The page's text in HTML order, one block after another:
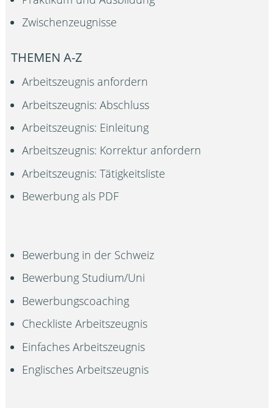
Zwischenzeugnisse
THEMEN A-Z
Arbeitszeugnis anfordern
Arbeitszeugnis: Abschluss
Arbeitszeugnis: Einleitung
Arbeitszeugnis: Korrektur anfordern
Arbeitszeugnis: Tätigkeitsliste
Bewerbung als PDF
Bewerbung in der Schweiz
Bewerbung Studium/Uni
Bewerbungscoaching
Checkliste Arbeitszeugnis
Einfaches Arbeitszeugnis
Englisches Arbeitszeugnis